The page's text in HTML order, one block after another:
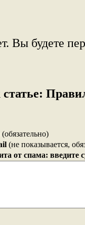
Вы будете
(обязательно)
(не показывается,
от спама: введите